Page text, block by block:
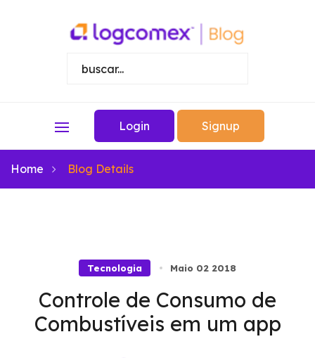
Login Signup
Home Blog Details
Tecnologia Maio 02 2018
Controle de Consumo de
Combustíveis em um app